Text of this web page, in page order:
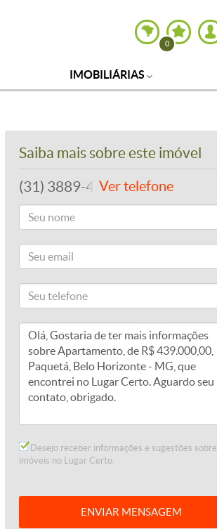
0
IMOBILIÁRIAS
Saiba mais sobre este imóvel
(31) 3889-4765Ver telefone
Desejo receber informações e sugestões sobre
imóveis no Lugar Certo.
ENVIAR MENSAGEM